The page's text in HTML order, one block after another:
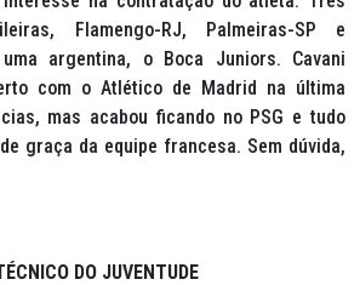
Flamengo-RJ, Palmeiras-SP e
argentina, o Boca Juniors. Cavani
com o Atlético de Madrid na última
mas acabou ficando no PSG e tudo
graça da equipe francesa. Sem dúvida,
DO JUVENTUDE